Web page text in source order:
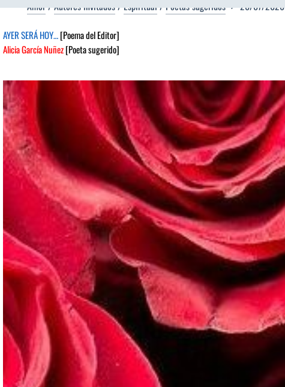
Amor/Autores invitados/Espiritual/Poetas sugeridos 20/07/2026
AYER SERÁ HOY…[Poema del Editor]
Alicia García Nuñez[Poeta sugerido]